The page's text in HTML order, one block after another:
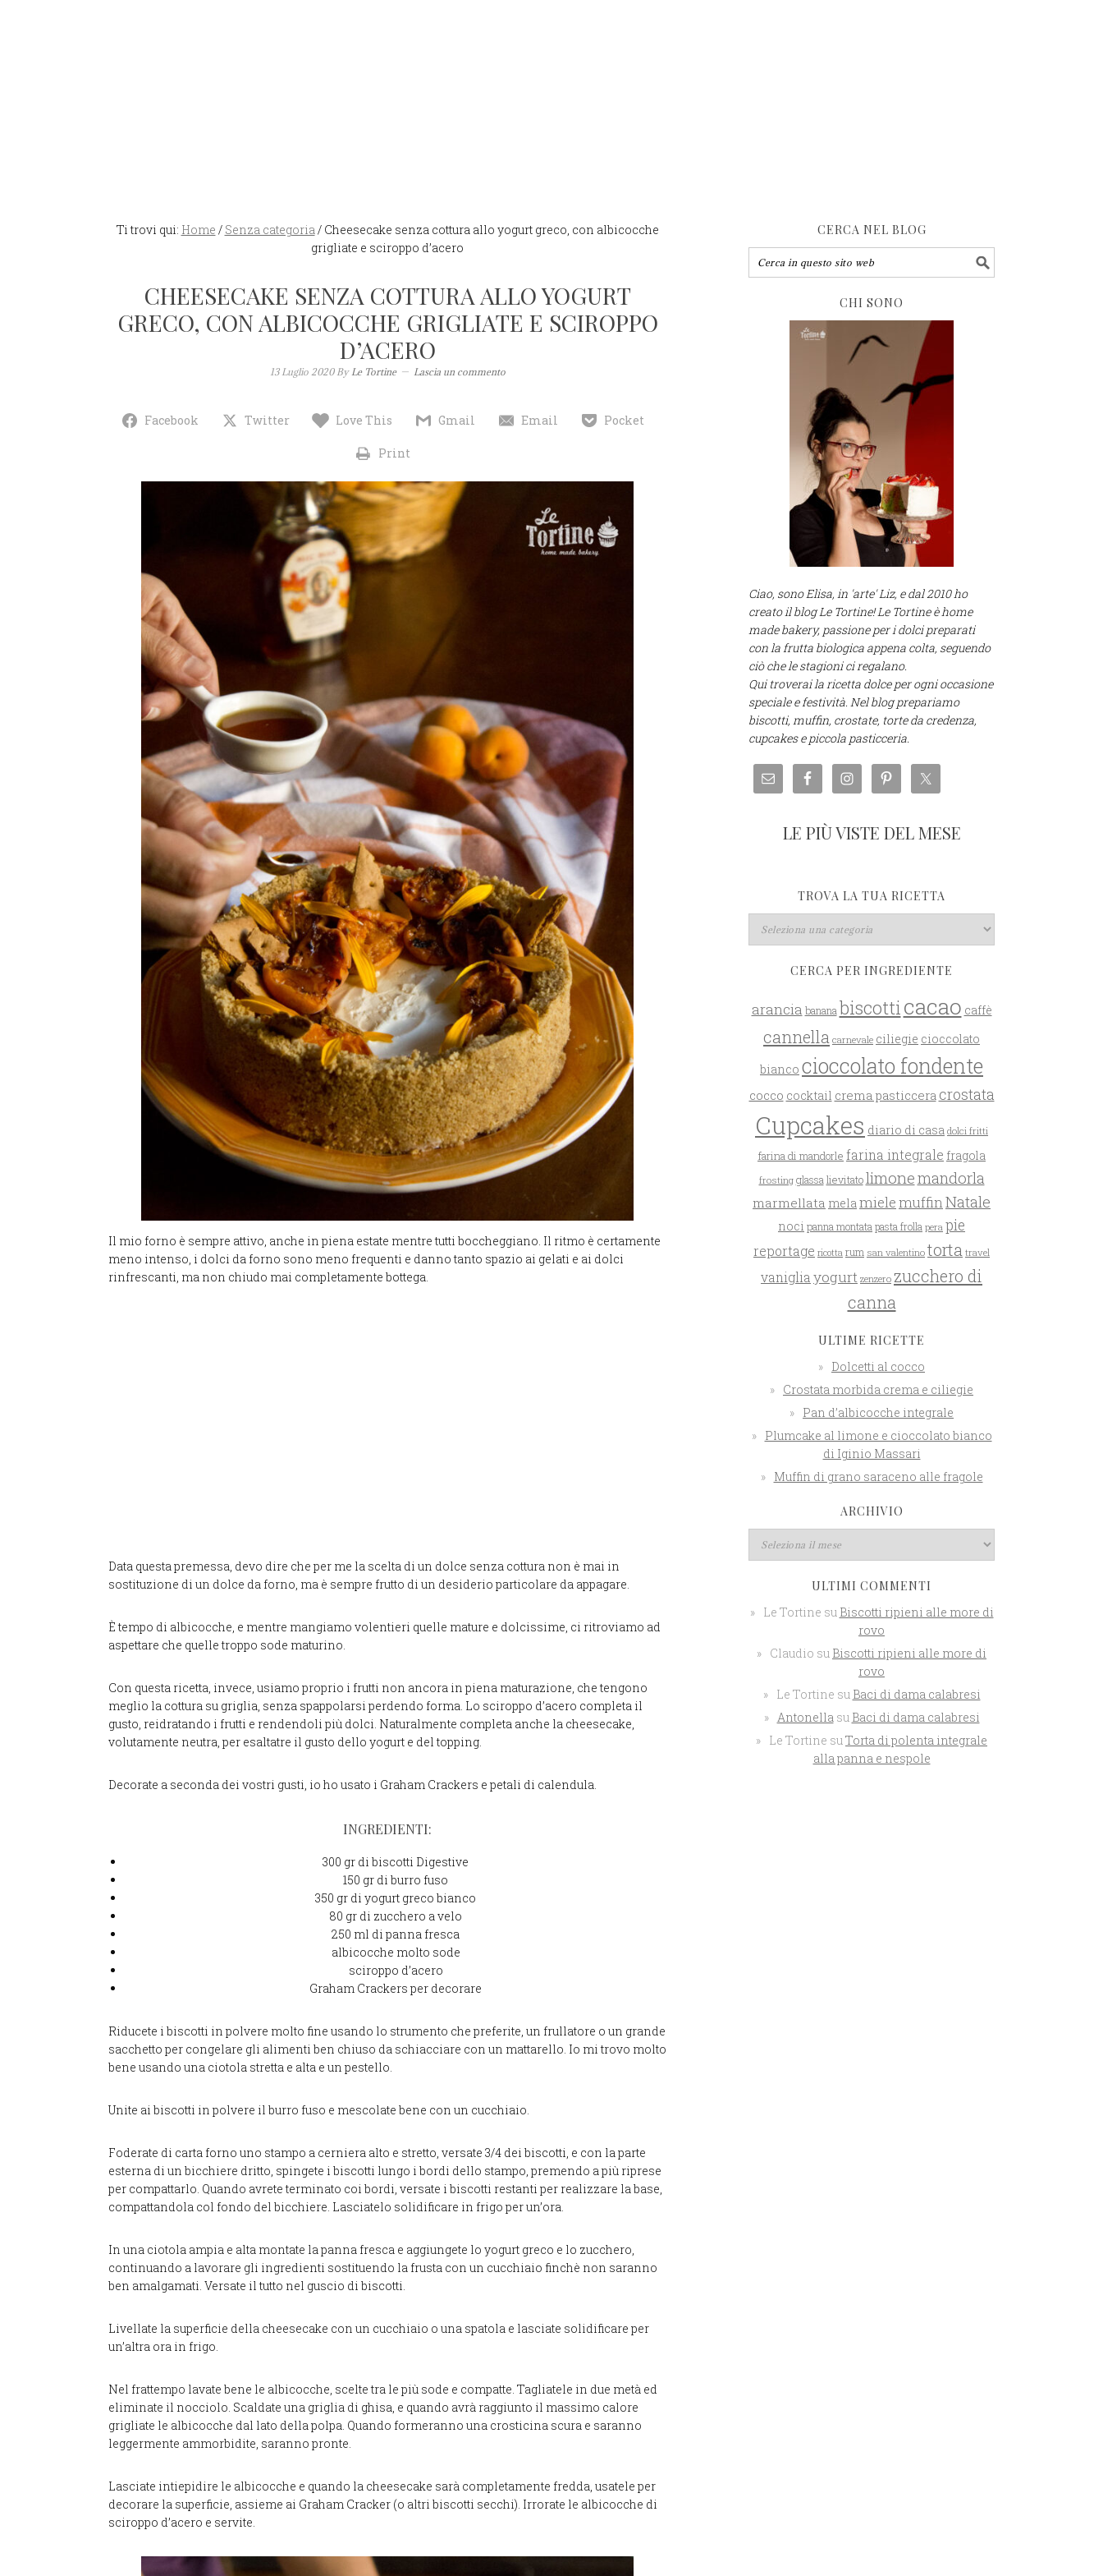
Ti trovi qui: Home / Senza categoria/Cheesecake senza cottura allo yogurt greco, con albicocche
grigliate e sciroppo d’acero
CHEESECAKE SENZA COTTURA ALLO YOGURT
GRECO, CON ALBICOCCHE GRIGLIATE E SCIROPPO
D’ACERO
13 Luglio 2020ByLe Tortine Lascia un commento
Facebook Twitter Love This Gmail Email Pocket
Print
Il mio forno è sempre attivo, anche in piena estate mentre tutti boccheggiano. Il ritmo è certamente
meno intenso, i dolci da forno sono meno frequenti e danno tanto spazio ai gelati e ai dolci
rinfrescanti, ma non chiudo mai completamente bottega.
Data questa premessa, devo dire che per me la scelta di un dolce senza cottura non è mai in
sostituzione di un dolce da forno, ma è sempre frutto di un desiderio particolare da appagare.
È tempo di albicocche, e mentre mangiamo volentieri quelle mature e dolcissime, ci ritroviamo ad
aspettare che quelle troppo sode maturino.
Con questa ricetta, invece, usiamo proprio i frutti non ancora in piena maturazione, che tengono
meglio la cottura su griglia, senza spappolarsi perdendo forma. Lo sciroppo d’acero completa il
gusto, reidratando i frutti e rendendoli più dolci. Naturalmente completa anche la cheesecake,
volutamente neutra, per esaltatre il gusto dello yogurt e del topping.
Decorate a seconda dei vostri gusti, io ho usato i Graham Crackers e petali di calendula.
INGREDIENTI:
300 gr di biscotti Digestive
150 gr di burro fuso
350 gr di yogurt greco bianco
80 gr di zucchero a velo
250 ml di panna fresca
albicocche molto sode
sciroppo d’acero
Graham Crackers per decorare
Riducete i biscotti in polvere molto fine usando lo strumento che preferite, un frullatore o un grande
sacchetto per congelare gli alimenti ben chiuso da schiacciare con un mattarello. Io mi trovo molto
bene usando una ciotola stretta e alta e un pestello.
Unite ai biscotti in polvere il burro fuso e mescolate bene con un cucchiaio.
Foderate di carta forno uno stampo a cerniera alto e stretto, versate 3/4 dei biscotti, e con la parte
esterna di un bicchiere dritto, spingete i biscotti lungo i bordi dello stampo, premendo a più riprese
per compattarlo. Quando avrete terminato coi bordi, versate i biscotti restanti per realizzare la base,
compattandola col fondo del bicchiere. Lasciatelo solidificare in frigo per un’ora.
In una ciotola ampia e alta montate la panna fresca e aggiungete lo yogurt greco e lo zucchero,
continuando a lavorare gli ingredienti sostituendo la frusta con un cucchiaio finchè non saranno
ben amalgamati. Versate il tutto nel guscio di biscotti.
Livellate la superficie della cheesecake con un cucchiaio o una spatola e lasciate solidificare per
un’altra ora in frigo.
Nel frattempo lavate bene le albicocche, scelte tra le più sode e compatte. Tagliatele in due metà ed
eliminate il nocciolo. Scaldate una griglia di ghisa, e quando avrà raggiunto il massimo calore
grigliate le albicocche dal lato della polpa. Quando formeranno una crosticina scura e saranno
leggermente ammorbidite, saranno pronte.
Lasciate intiepidire le albicocche e quando la cheesecake sarà completamente fredda, usatele per
decorare la superficie, assieme ai Graham Cracker (o altri biscotti secchi). Irrorate le albicocche di
sciroppo d’acero e servite.
CERCA NEL BLOG
CHI SONO
Ciao, sono Elisa, in 'arte' Liz, e dal 2010 ho
creato il blog Le Tortine! Le Tortine è home
made bakery, passione per i dolci preparati
con la frutta biologica appena colta, seguendo
ciò che le stagioni ci regalano.
Qui troverai la ricetta dolce per ogni occasione
speciale e festività. Nel blog prepariamo
biscotti, muffin, crostate, torte da credenza,
cupcakes e piccola pasticceria.
LE PIÙ VISTE DEL MESE
TROVA LA TUA RICETTA
CERCA PER INGREDIENTE
arancia banana biscotticacao caffè
cannella carnevale ciliegie cioccolato
bianco cioccolato fondente
cocco cocktail crema pasticcera crostata
Cupcakes diario di casa dolci fritti
farina di mandorle farina integrale fragola
frosting glassa lievitato limonemandorla
marmellata melamielemuffin Natale
noci panna montata pasta frolla pera pie
reportage ricotta rum san valentino torta travel
vaniglia yogurt zenzero zucchero di
canna
ULTIME RICETTE
Dolcetti al cocco
Crostata morbida crema e ciliegie
Pan d’albicocche integrale
Plumcake al limone e cioccolato bianco
di Iginio Massari
Muffin di grano saraceno alle fragole
ARCHIVIO
ULTIMI COMMENTI
Le Tortine su Biscotti ripieni alle more di
rovo
Claudio su Biscotti ripieni alle more di
rovo
Le Tortine su Baci di dama calabresi
Antonellasu Baci di dama calabresi
Le Tortine suTorta di polenta integrale
alla panna e nespole